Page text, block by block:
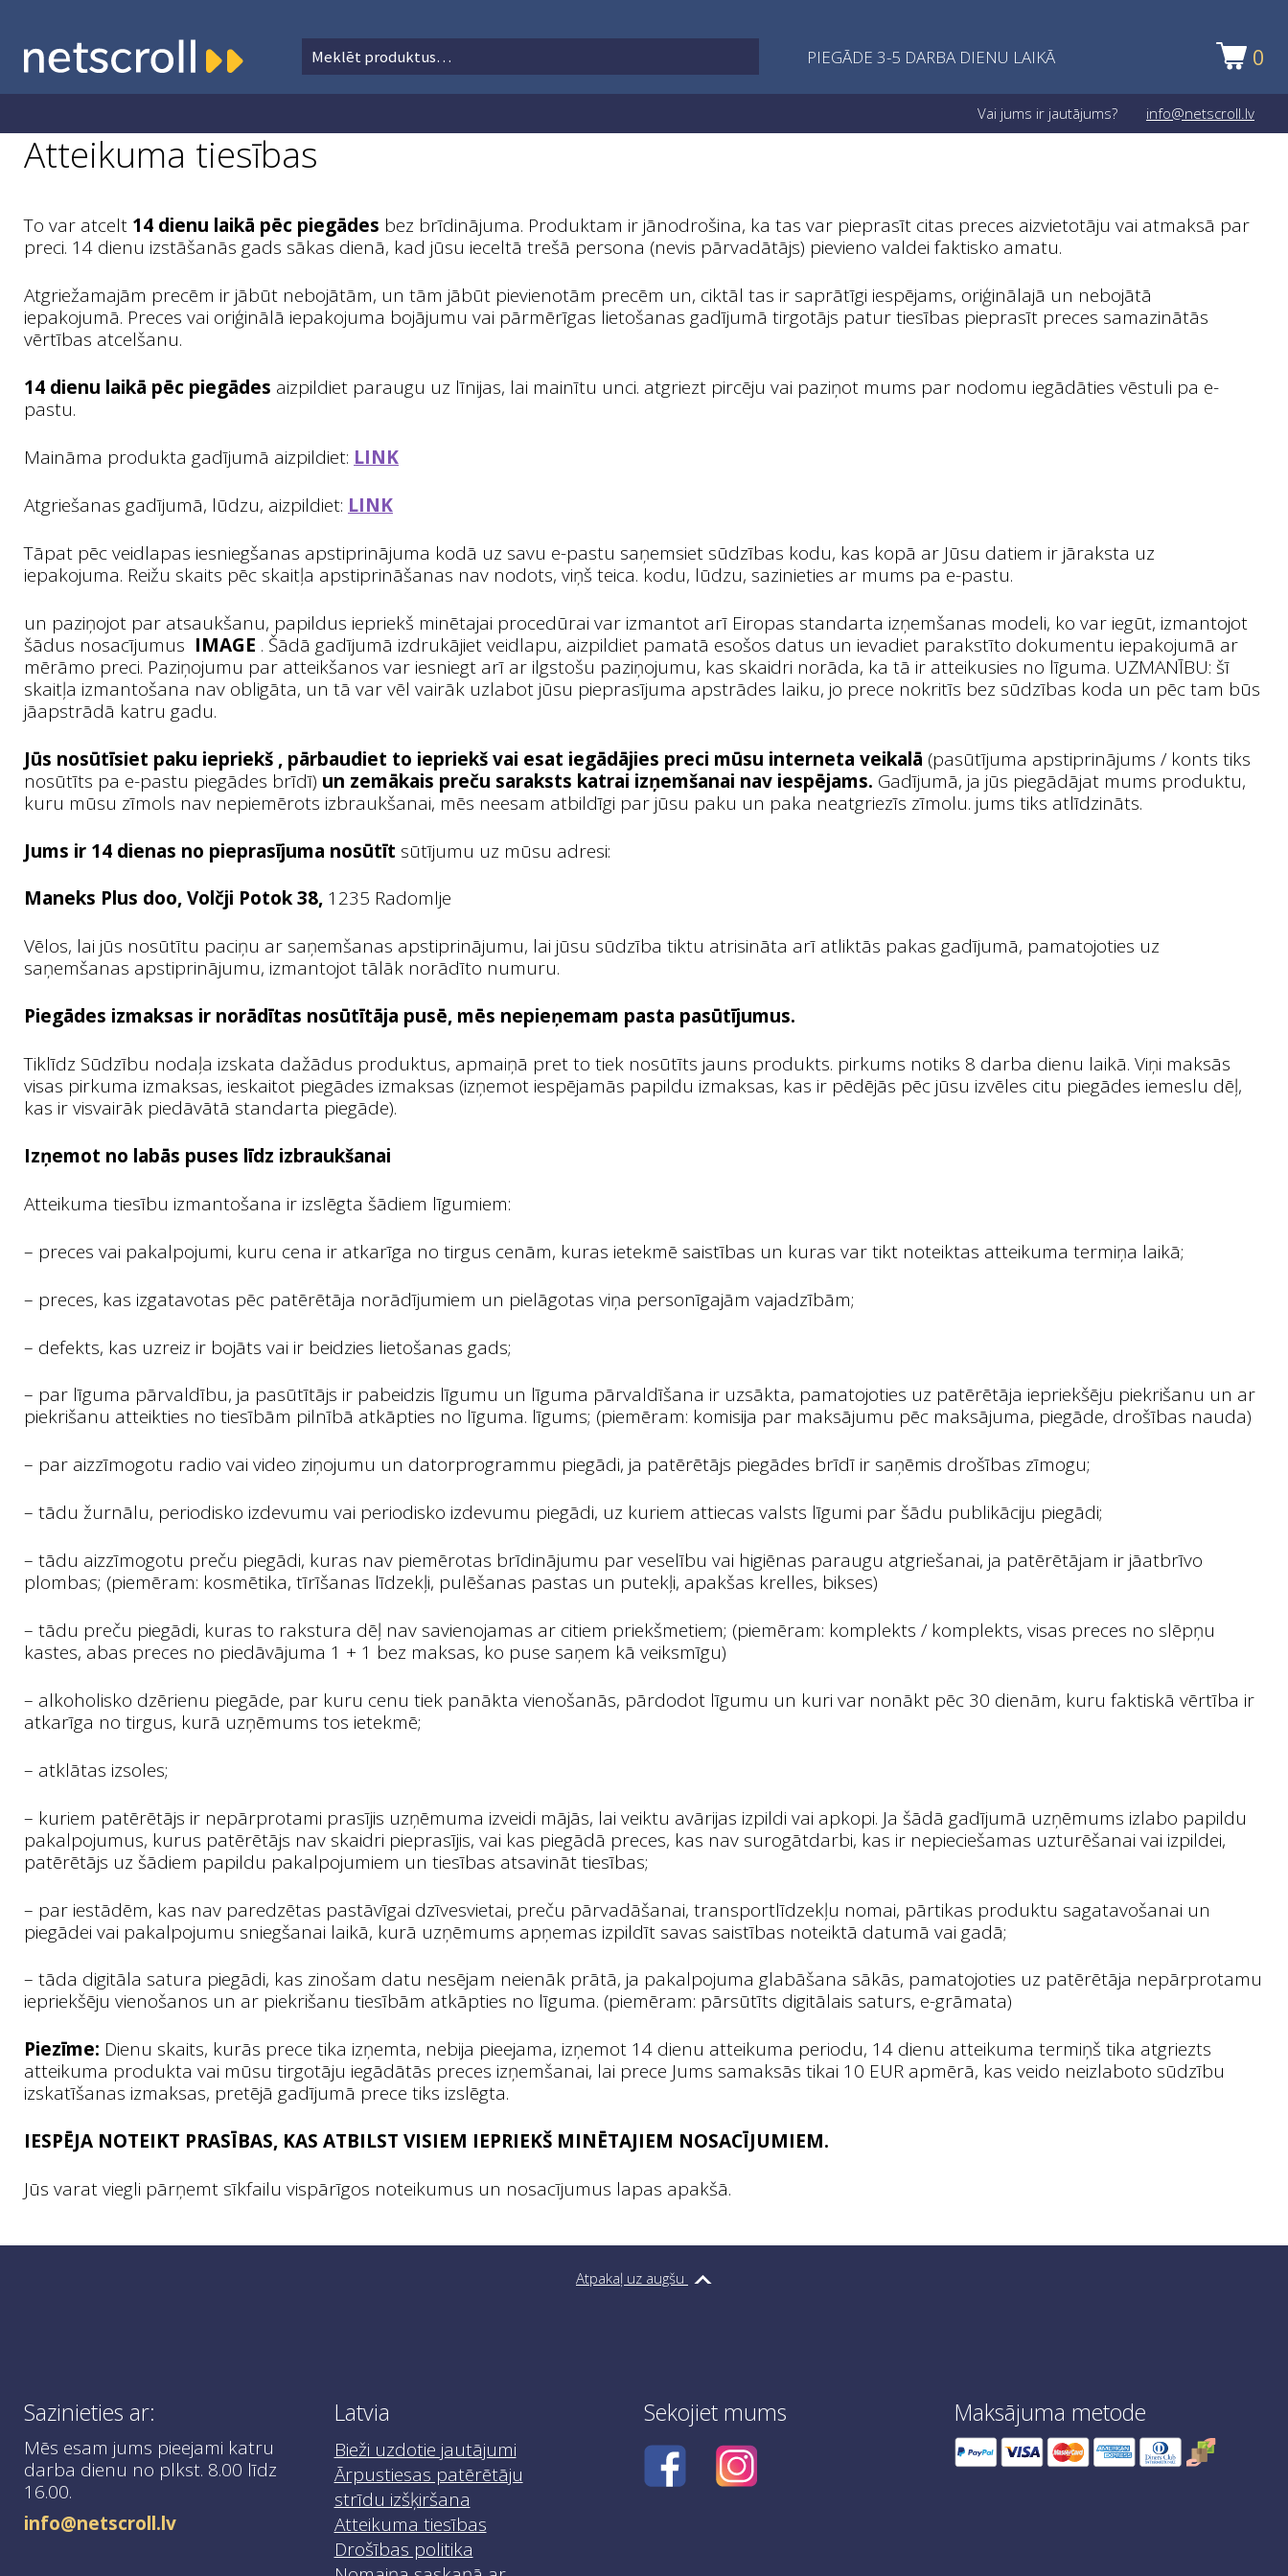
Skip
to
Skip
to
Meklēt:
Meklēt PIEGĀDE 3-5 DARBA DIENU LAIKĀ 0
Vai jums ir jautājums? info@netscroll.lv
Atteikuma tiesības
To var atcelt 14 dienu laikā pēc piegādes bez brīdinājuma. Produktam ir jānodrošina, ka tas var pieprasīt citas preces aizvietotāju vai atmaksā par
preci. 14 dienu izstāšanās gads sākas dienā, kad jūsu ieceltā trešā persona (nevis pārvadātājs) pievieno valdei faktisko amatu.
Atgriežamajām precēm ir jābūt nebojātām, un tām jābūt pievienotām precēm un, ciktāl tas ir saprātīgi iespējams, oriģinālajā un nebojātā
iepakojumā. Preces vai oriģinālā iepakojuma bojājumu vai pārmērīgas lietošanas gadījumā tirgotājs patur tiesības pieprasīt preces samazinātās
vērtības atcelšanu.
14 dienu laikā pēc piegādes aizpildiet paraugu uz līnijas, lai mainītu unci. atgriezt pircēju vai paziņot mums par nodomu iegādāties vēstuli pa e-
pastu.
Maināma produkta gadījumā aizpildiet: LINK
Atgriešanas gadījumā, lūdzu, aizpildiet: LINK
Tāpat pēc veidlapas iesniegšanas apstiprinājuma kodā uz savu e-pastu saņemsiet sūdzības kodu, kas kopā ar Jūsu datiem ir jāraksta uz
iepakojuma. Reižu skaits pēc skaitļa apstiprināšanas nav nodots, viņš teica. kodu, lūdzu, sazinieties ar mums pa e-pastu.
un paziņojot par atsaukšanu, papildus iepriekš minētajai procedūrai var izmantot arī Eiropas standarta izņemšanas modeli, ko var iegūt, izmantojot
šādus nosacījumus IMAGE . Šādā gadījumā izdrukājiet veidlapu, aizpildiet pamatā esošos datus un ievadiet parakstīto dokumentu iepakojumā ar
mērāmo preci. Paziņojumu par atteikšanos var iesniegt arī ar ilgstošu paziņojumu, kas skaidri norāda, ka tā ir atteikusies no līguma. UZMANĪBU: šī
skaitļa izmantošana nav obligāta, un tā var vēl vairāk uzlabot jūsu pieprasījuma apstrādes laiku, jo prece nokritīs bez sūdzības koda un pēc tam būs
jāapstrādā katru gadu.
Jūs nosūtīsiet paku iepriekš , pārbaudiet to iepriekš vai esat iegādājies preci mūsu interneta veikalā (pasūtījuma apstiprinājums / konts tiks
nosūtīts pa e-pastu piegādes brīdī) un zemākais preču saraksts katrai izņemšanai nav iespējams. Gadījumā, ja jūs piegādājat mums produktu,
kuru mūsu zīmols nav nepiemērots izbraukšanai, mēs neesam atbildīgi par jūsu paku un paka neatgriezīs zīmolu. jums tiks atlīdzināts.
Jums ir 14 dienas no pieprasījuma nosūtīt sūtījumu uz mūsu adresi:
Maneks Plus doo, Volčji Potok 38, 1235 Radomlje
Vēlos, lai jūs nosūtītu paciņu ar saņemšanas apstiprinājumu, lai jūsu sūdzība tiktu atrisināta arī atliktās pakas gadījumā, pamatojoties uz
saņemšanas apstiprinājumu, izmantojot tālāk norādīto numuru.
Piegādes izmaksas ir norādītas nosūtītāja pusē, mēs nepieņemam pasta pasūtījumus.
Tiklīdz Sūdzību nodaļa izskata dažādus produktus, apmaiņā pret to tiek nosūtīts jauns produkts. pirkums notiks 8 darba dienu laikā. Viņi maksās
visas pirkuma izmaksas, ieskaitot piegādes izmaksas (izņemot iespējamās papildu izmaksas, kas ir pēdējās pēc jūsu izvēles citu piegādes iemeslu dēļ,
kas ir visvairāk piedāvātā standarta piegāde).
Izņemot no labās puses līdz izbraukšanai
Atteikuma tiesību izmantošana ir izslēgta šādiem līgumiem:
– preces vai pakalpojumi, kuru cena ir atkarīga no tirgus cenām, kuras ietekmē saistības un kuras var tikt noteiktas atteikuma termiņa laikā;
– preces, kas izgatavotas pēc patērētāja norādījumiem un pielāgotas viņa personīgajām vajadzībām;
– defekts, kas uzreiz ir bojāts vai ir beidzies lietošanas gads;
– par līguma pārvaldību, ja pasūtītājs ir pabeidzis līgumu un līguma pārvaldīšana ir uzsākta, pamatojoties uz patērētāja iepriekšēju piekrišanu un ar
piekrišanu atteikties no tiesībām pilnībā atkāpties no līguma. līgums; (piemēram: komisija par maksājumu pēc maksājuma, piegāde, drošības nauda)
– par aizzīmogotu radio vai video ziņojumu un datorprogrammu piegādi, ja patērētājs piegādes brīdī ir saņēmis drošības zīmogu;
– tādu žurnālu, periodisko izdevumu vai periodisko izdevumu piegādi, uz kuriem attiecas valsts līgumi par šādu publikāciju piegādi;
– tādu aizzīmogotu preču piegādi, kuras nav piemērotas brīdinājumu par veselību vai higiēnas paraugu atgriešanai, ja patērētājam ir jāatbrīvo
plombas; (piemēram: kosmētika, tīrīšanas līdzekļi, pulēšanas pastas un putekļi, apakšas krelles, bikses)
– tādu preču piegādi, kuras to rakstura dēļ nav savienojamas ar citiem priekšmetiem; (piemēram: komplekts / komplekts, visas preces no slēpņu
kastes, abas preces no piedāvājuma 1 + 1 bez maksas, ko puse saņem kā veiksmīgu)
– alkoholisko dzērienu piegāde, par kuru cenu tiek panākta vienošanās, pārdodot līgumu un kuri var nonākt pēc 30 dienām, kuru faktiskā vērtība ir
atkarīga no tirgus, kurā uzņēmums tos ietekmē;
– atklātas izsoles;
– kuriem patērētājs ir nepārprotami prasījis uzņēmuma izveidi mājās, lai veiktu avārijas izpildi vai apkopi. Ja šādā gadījumā uzņēmums izlabo papildu
pakalpojumus, kurus patērētājs nav skaidri pieprasījis, vai kas piegādā preces, kas nav surogātdarbi, kas ir nepieciešamas uzturēšanai vai izpildei,
patērētājs uz šādiem papildu pakalpojumiem un tiesības atsavināt tiesības;
– par iestādēm, kas nav paredzētas pastāvīgai dzīvesvietai, preču pārvadāšanai, transportlīdzekļu nomai, pārtikas produktu sagatavošanai un
piegādei vai pakalpojumu sniegšanai laikā, kurā uzņēmums apņemas izpildīt savas saistības noteiktā datumā vai gadā;
– tāda digitāla satura piegādi, kas zinošam datu nesējam neienāk prātā, ja pakalpojuma glabāšana sākās, pamatojoties uz patērētāja nepārprotamu
iepriekšēju vienošanos un ar piekrišanu tiesībām atkāpties no līguma. (piemēram: pārsūtīts digitālais saturs, e-grāmata)
Piezīme: Dienu skaits, kurās prece tika izņemta, nebija pieejama, izņemot 14 dienu atteikuma periodu, 14 dienu atteikuma termiņš tika atgriezts
atteikuma produkta vai mūsu tirgotāju iegādātās preces izņemšanai, lai prece Jums samaksās tikai 10 EUR apmērā, kas veido neizlaboto sūdzību
izskatīšanas izmaksas, pretējā gadījumā prece tiks izslēgta.
IESPĒJA NOTEIKT PRASĪBAS, KAS ATBILST VISIEM IEPRIEKŠ MINĒTAJIEM NOSACĪJUMIEM.
Jūs varat viegli pārņemt sīkfailu vispārīgos noteikumus un nosacījumus lapas apakšā.
Atpakaļ uz augšu
Sazinieties ar:
Mēs esam jums pieejami katru
darba dienu no plkst. 8.00 līdz
16.00.
info@netscroll.lv
Latvia
Bieži uzdotie jautājumi
Ārpustiesas patērētāju
strīdu izšķiršana
Atteikuma tiesības
Drošības politika
Sekojiet mums Maksājuma metode